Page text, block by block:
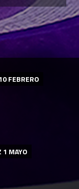
FEBRERO
1 MAYO